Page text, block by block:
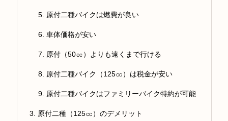
原付二種バイクは燃費が良い
車体価格が安い
原付（50㏄）よりも遠くまで行ける
原付二種バイク（125㏄）は税金が安い
原付二種バイクはファミリーバイク特約が可能
原付二種（125㏄）のデメリット